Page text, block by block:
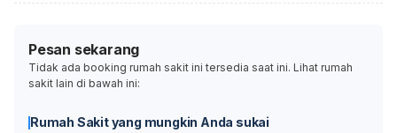
Pesan sekarang
Tidak ada booking rumah sakit ini tersedia saat ini. Lihat rumah
sakit lain di bawah ini:
Rumah Sakit yang mungkin Anda sukai